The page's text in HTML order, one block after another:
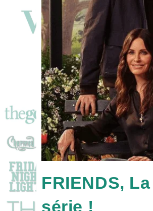
FRIENDS,
série !